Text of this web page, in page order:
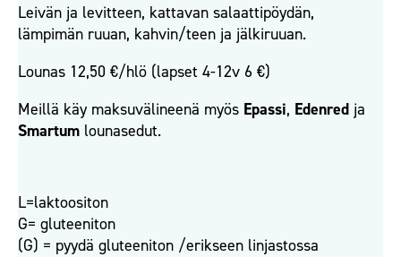
Leivän ja levitteen, kattavan salaattipöydän,
lämpimän ruuan, kahvin/teen ja jälkiruuan.
Lounas 12,50 €/hlö (lapset 4-12v 6 €)
Meillä käy maksuvälineenä myös Epassi, Edenred ja
Smartum lounasedut.
L=laktoositon
G= gluteeniton
(G) = pyydä gluteeniton /erikseen linjastossa